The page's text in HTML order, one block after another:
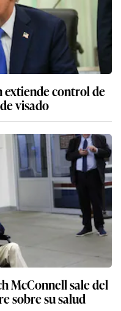
extiende control de
visado
McConnell sale del
sobre su salud